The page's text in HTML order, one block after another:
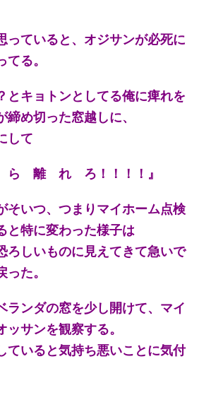
っていると、オジサンが必死に
る。
とキョトンとしてる俺に痺れを
め切った窓越しに、
して
離 れ ろ！！！！』
そいつ、つまりマイホーム点検
と特に変わった様子は
ろしいものに見えてきて急いで
た。
ランダの窓を少し開けて、マイ
サンを観察する。
ていると気持ち悪いことに気付